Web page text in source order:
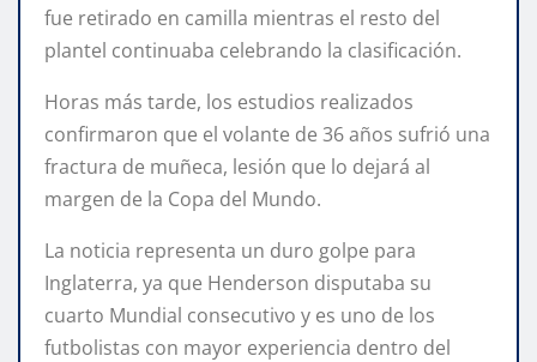
fue retirado en camilla mientras el resto del
plantel continuaba celebrando la clasificación.
Horas más tarde, los estudios realizados
confirmaron que el volante de 36 años sufrió una
fractura de muñeca, lesión que lo dejará al
margen de la Copa del Mundo.
La noticia representa un duro golpe para
Inglaterra, ya que Henderson disputaba su
cuarto Mundial consecutivo y es uno de los
futbolistas con mayor experiencia dentro del